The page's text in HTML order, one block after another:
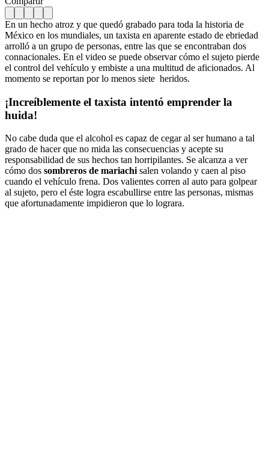
En un hecho atroz y que quedó grabado para toda la historia de
México en los mundiales, un taxista en aparente estado de ebriedad
arrolló a un grupo de personas, entre las que se encontraban dos
connacionales. En el video se puede observar cómo el sujeto pierde
el control del vehículo y embiste a una multitud de aficionados. Al
momento se reportan por lo menos siete heridos.
¡Increíblemente el taxista intentó emprender la
huida!
No cabe duda que el alcohol es capaz de cegar al ser humano a tal
grado de hacer que no mida las consecuencias y acepte su
responsabilidad de sus hechos tan horripilantes. Se alcanza a ver
cómo dos sombreros de mariachi salen volando y caen al piso
cuando el vehículo frena. Dos valientes corren al auto para golpear
al sujeto, pero el éste logra escabullirse entre las personas, mismas
que afortunadamente impidieron que lo lograra.